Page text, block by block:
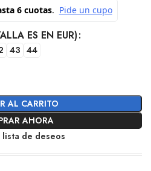
ES EN EUR)
43 44
AL CARRITO
AHORA
de deseos